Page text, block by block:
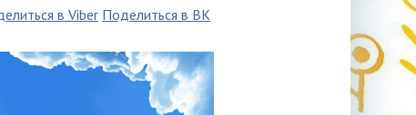
в Viber Поделиться в ВК